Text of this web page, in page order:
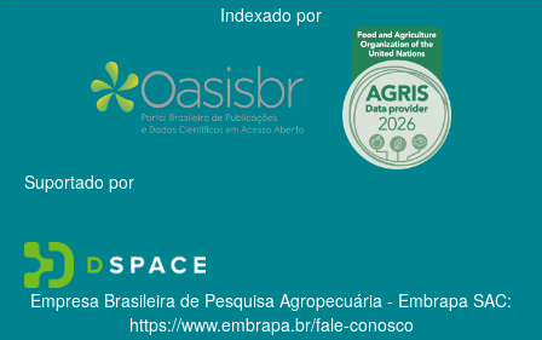
Indexado por
Suportado por
Empresa Brasileira de Pesquisa Agropecuária - Embrapa SAC:
https://www.embrapa.br/fale-conosco